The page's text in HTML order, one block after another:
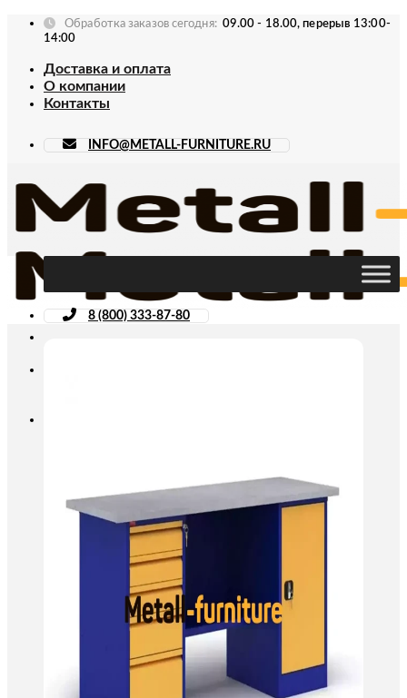
Skip
Обработка заказов сегодня: 09.00 - 18.00, перерыв 13:00-
14:00
Доставка и оплата
О компании
Контакты
INFO@METALL-FURNITURE.RU
8 (800) 333-87-80